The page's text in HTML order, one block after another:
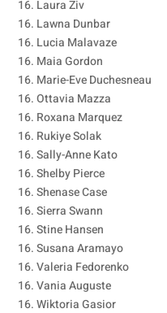
16. Laura Ziv
16. Lawna Dunbar
16. Lucia Malavaze
16. Maia Gordon
16. Marie-Eve Duchesneau
16. Ottavia Mazza
16. Roxana Marquez
16. Rukiye Solak
16. Sally-Anne Kato
16. Shelby Pierce
16. Shenase Case
16. Sierra Swann
16. Stine Hansen
16. Susana Aramayo
16. Valeria Fedorenko
16. Vania Auguste
16. Wiktoria Gasior